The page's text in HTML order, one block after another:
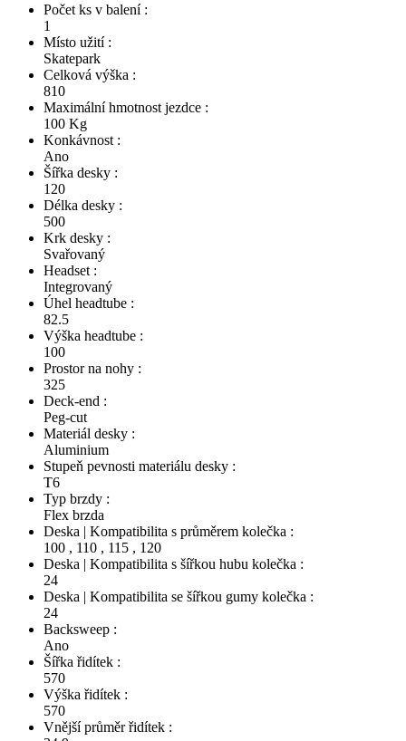
Počet ks v balení :
1
Místo užití :
Skatepark
Celková výška :
810
Maximální hmotnost jezdce :
100 Kg
Konkávnost :
Ano
Šířka desky :
120
Délka desky :
500
Krk desky :
Svařovaný
Headset :
Integrovaný
Úhel headtube :
82.5
Výška headtube :
100
Prostor na nohy :
325
Deck-end :
Peg-cut
Materiál desky :
Aluminium
Stupeň pevnosti materiálu desky :
T6
Typ brzdy :
Flex brzda
Deska | Kompatibilita s průměrem kolečka :
100 , 110 , 115 , 120
Deska | Kompatibilita s šířkou hubu kolečka :
24
Deska | Kompatibilita se šířkou gumy kolečka :
24
Backsweep :
Ano
Šířka řidítek :
570
Výška řidítek :
570
Vnější průměr řidítek :